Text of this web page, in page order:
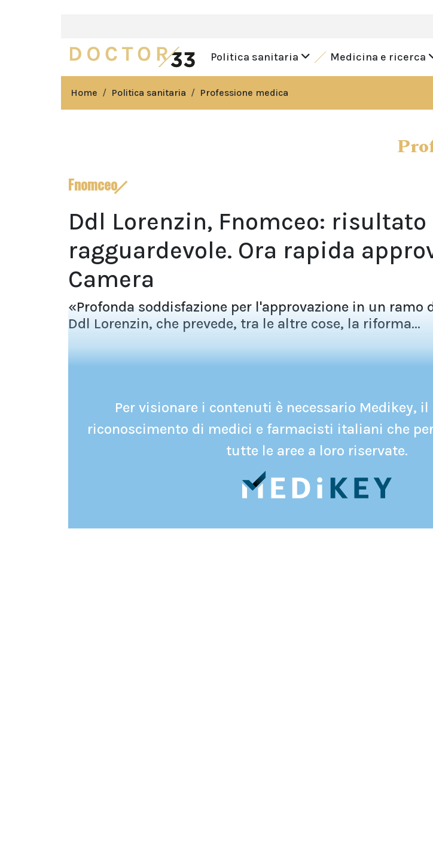
Politica sanitaria Medicina e ricerca
Home Politica sanitaria Professione medica
Fnomceo
Ddl Lorenzin, Fnomceo: risultato
ragguardevole. Ora rapida
Camera
«Profonda soddisfazione per l'approvazione in un ramo
Ddl Lorenzin, che prevede, tra le altre cose, la riforma...
Per visionare i contenuti è necessario Medikey,
riconoscimento di medici e farmacisti italiani che
tutte le aree a loro riservate.